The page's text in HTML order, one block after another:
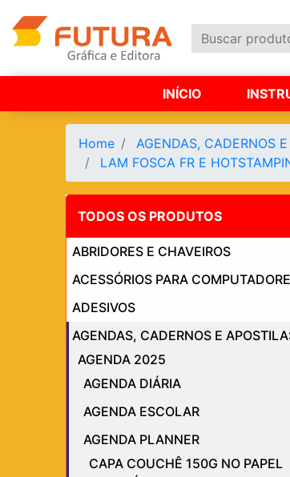
INÍCIO
Home AGENDAS, CADERNOS
LAM FOSCA FR E
TODOS OS PRODUTOS
ABRIDORES E CHAVEIROS
ACESSÓRIOS PARA
ADESIVOS
AGENDAS, CADERNOS E
AGENDA 2025
AGENDA DIÁRIA
AGENDA ESCOLAR
AGENDA PLANNER
CAPA COUCHÊ 150G NO PAPEL